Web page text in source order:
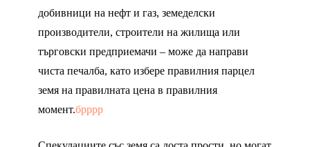
добивници на нефт и газ, земеделски
производители, строители на жилища или
търговски предприемачи – може да направи
чиста печалба, като избере правилния парцел
земя на правилната цена в правилния
момент.брррр